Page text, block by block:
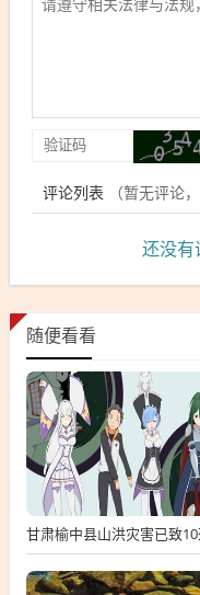
评论列表 （暂无评论，
还没有
随便看看